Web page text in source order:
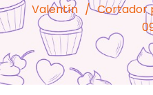
Valentín / Cortador